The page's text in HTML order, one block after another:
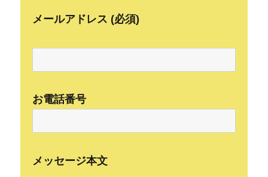
メールアドレス (必須)
お電話番号
メッセージ本文